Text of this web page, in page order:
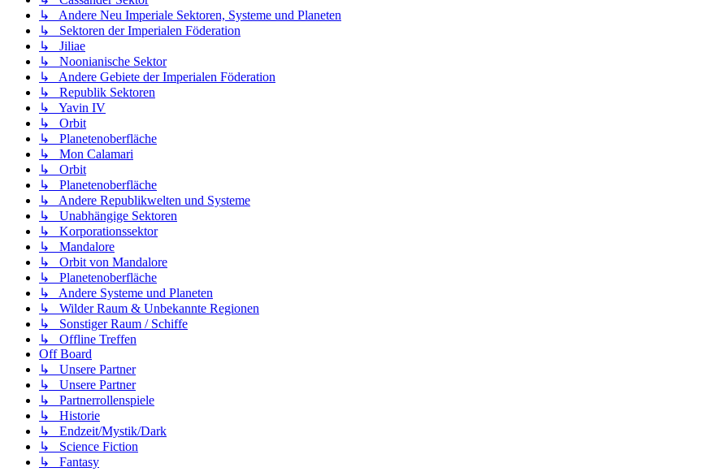
↳ Andere Neu Imperiale Sektoren, Systeme und Planeten
↳ Sektoren der Imperialen Föderation
↳ Jiliae
↳ Noonianische Sektor
↳ Andere Gebiete der Imperialen Föderation
↳ Republik Sektoren
↳ Yavin IV
↳ Orbit
↳ Planetenoberfläche
↳ Mon Calamari
↳ Orbit
↳ Planetenoberfläche
↳ Andere Republikwelten und Systeme
↳ Unabhängige Sektoren
↳ Korporationssektor
↳ Mandalore
↳ Orbit von Mandalore
↳ Planetenoberfläche
↳ Andere Systeme und Planeten
↳ Wilder Raum & Unbekannte Regionen
↳ Sonstiger Raum / Schiffe
↳ Offline Treffen
Off Board
↳ Unsere Partner
↳ Unsere Partner
↳ Partnerrollenspiele
↳ Historie
↳ Endzeit/Mystik/Dark
↳ Science Fiction
↳ Fantasy